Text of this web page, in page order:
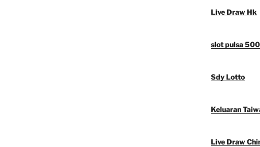
Live Draw Hk
slot pulsa
Sdy Lotto
Keluaran
Live Draw